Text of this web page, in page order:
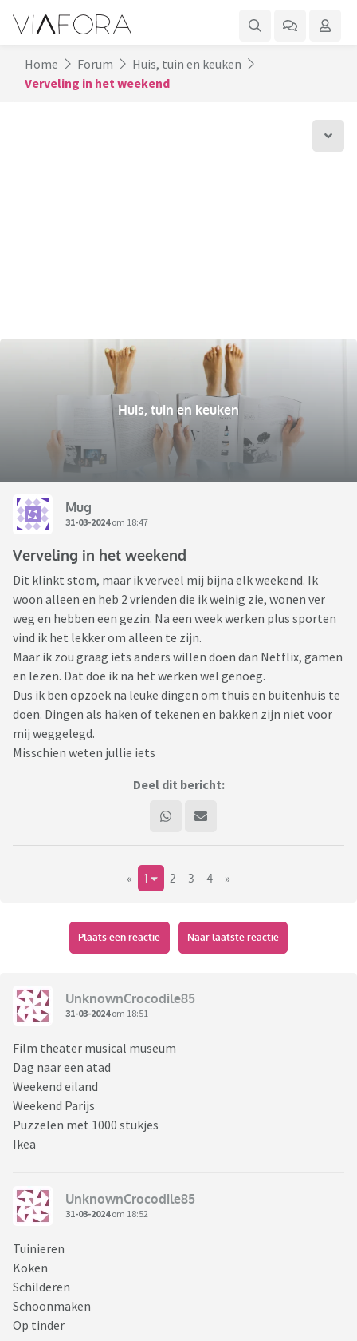
Home Forum
Huis, tuin en keuken
Verveling in het weekend
Huis, tuin en keuken
Mug
31-03-2024om 18:47
Verveling in het weekend
Dit klinkt stom, maar ik verveel mij bijna elk weekend. Ik
woon alleen en heb 2 vrienden die ik weinig zie, wonen ver
weg en hebben een gezin. Na een week werken plus sporten
vind ik het lekker om alleen te zijn.
Maar ik zou graag iets anders willen doen dan Netflix, gamen
en lezen. Dat doe ik na het werken wel genoeg.
Dus ik ben opzoek na leuke dingen om thuis en buitenhuis te
doen. Dingen als haken of tekenen en bakken zijn niet voor
mij weggelegd.
Misschien weten jullie iets
Deel dit bericht:
« 1 2 3 4 »
Plaats een reactie Naar laatste reactie
UnknownCrocodile85
31-03-2024om 18:51
Film theater musical museum
Dag naar een atad
Weekend eiland
Weekend Parijs
Puzzelen met 1000 stukjes
Ikea
UnknownCrocodile85
31-03-2024om 18:52
Tuinieren
Koken
Schilderen
Schoonmaken
Op tinder